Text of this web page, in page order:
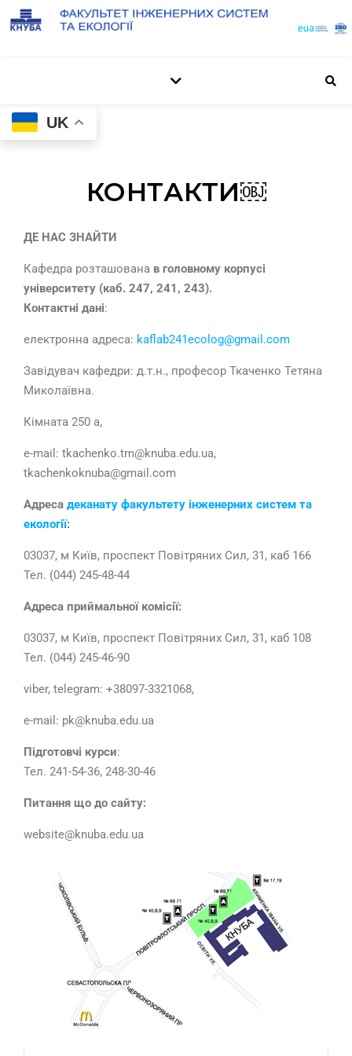
UK
КОНТАКТИ￼
ДЕ НАС ЗНАЙТИ
Кафедра розташована в головному корпусі
університету (каб. 247, 241, 243).
Контактні дані:
електронна адреса: kaflab241ecolog@gmail.com
Завідувач кафедри: д.т.н., професор Ткаченко Тетяна
Миколаївна.
Кімната 250 а,
e-mail: tkachenko.tm@knuba.edu.ua,
tkachenkoknuba@gmail.com
Адреса деканату факультету інженерних систем та
екології:
03037, м Київ, проспект Повітряних Сил, 31, каб 166
Тел. (044) 245-48-44
Адреса приймальної комісії:
03037, м Київ, проспект Повітряних Сил, 31, каб 108
Тел. (044) 245-46-90
viber, telegram: +38097-3321068,
e-mail: pk@knuba.edu.ua
Підготовчі курси:
Тел. 241-54-36, 248-30-46
Питання що до сайту:
website@knuba.edu.ua